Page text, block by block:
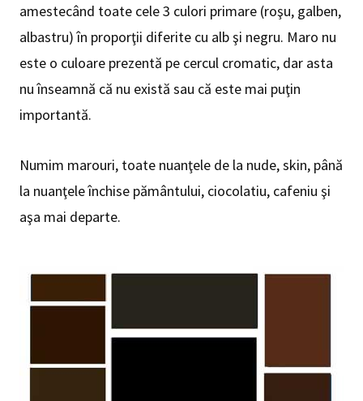
amestecând toate cele 3 culori primare (roşu, galben,
albastru) în proporţii diferite cu alb şi negru. Maro nu
este o culoare prezentă pe cercul cromatic, dar asta
nu înseamnă că nu există sau că este mai puţin
importantă.
Numim marouri, toate nuanţele de la nude, skin, până
la nuanţele închise pământului, ciocolatiu, cafeniu şi
aşa mai departe.